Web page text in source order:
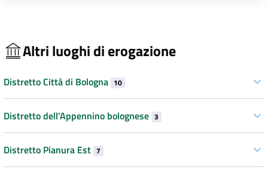
Altri luoghi di erogazione
Distretto Città di Bologna 10
Distretto dell’Appennino bolognese 3
Distretto Pianura Est 7